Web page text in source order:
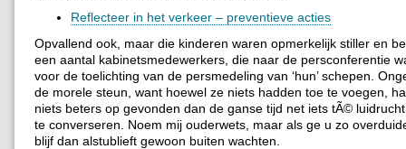
Reflecteer in het verkeer – preventieve acties
Opvallend ook, maar die kinderen waren opmerkelijk stiller en
een aantal kabinetsmedewerkers, die naar de persconferentie
voor de toelichting van de persmedeling van ‘hun’ schepen.
de morele steun, want hoewel ze niets hadden toe te voegen,
niets beters op gevonden dan de ganse tijd net iets tÃ©
te converseren. Noem mij ouderwets, maar als ge u zo
blijf dan alstublieft gewoon buiten wachten.